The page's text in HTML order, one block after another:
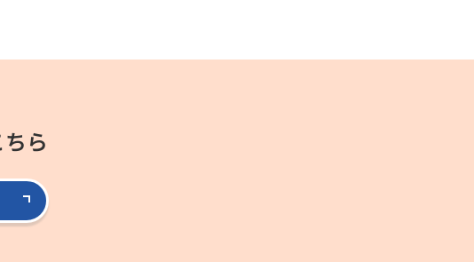
ら
公式コロワイドオンラインショップ